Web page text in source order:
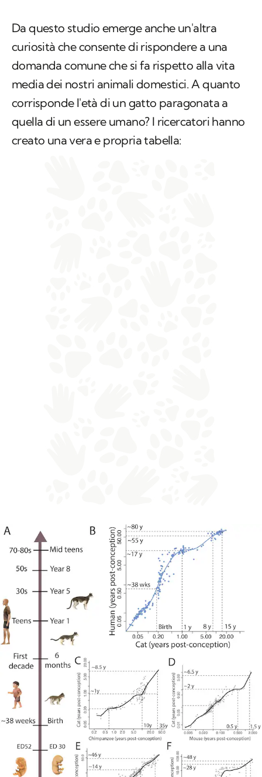
Da questo studio emerge anche un'altra
curiosità che consente di rispondere a una
domanda comune che si fa rispetto alla vita
media dei nostri animali domestici. A quanto
corrisponde l'età di un gatto paragonata a
quella di un essere umano? I ricercatori hanno
creato una vera e propria tabella: